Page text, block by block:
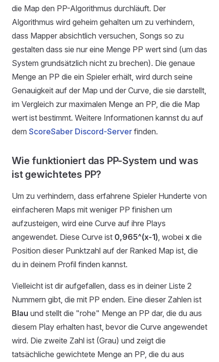
die Map den PP-Algorithmus durchläuft. Der
Algorithmus wird geheim gehalten um zu verhindern,
dass Mapper absichtlich versuchen, Songs so zu
gestalten dass sie nur eine Menge PP wert sind (um das
System grundsätzlich nicht zu brechen). Die genaue
Menge an PP die ein Spieler erhält, wird durch seine
Genauigkeit auf der Map und der Curve, die sie darstellt,
im Vergleich zur maximalen Menge an PP, die die Map
wert ist bestimmt. Weitere Informationen kannst du auf
dem ScoreSaber Discord-Server finden.
Wie funktioniert das PP-System und was
ist gewichtetes PP?
Um zu verhindern, dass erfahrene Spieler Hunderte von
einfacheren Maps mit weniger PP finishen um
aufzusteigen, wird eine Curve auf ihre Plays
angewendet. Diese Curve ist 0,965^(x-1) , wobei x die
Position dieser Punktzahl auf der Ranked Map ist, die
du in deinem Profil finden kannst.
Vielleicht ist dir aufgefallen, dass es in deiner Liste 2
Nummern gibt, die mit PP enden. Eine dieser Zahlen ist
Blau und stellt die "rohe" Menge an PP dar, die du aus
diesem Play erhalten hast, bevor die Curve angewendet
wird. Die zweite Zahl ist (Grau) und zeigt die
tatsächliche gewichtete Menge an PP, die du aus